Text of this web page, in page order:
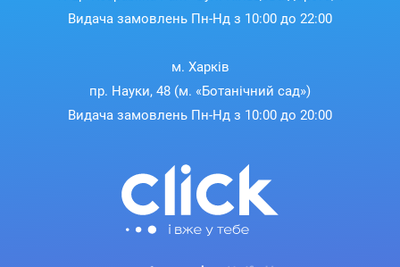
Видача замовлень Пн-Нд з 10:00 до 22:00
м. Харків
пр. Науки, 48 (м. «Ботанічний сад»)
Видача замовлень Пн-Нд з 10:00 до 20:00